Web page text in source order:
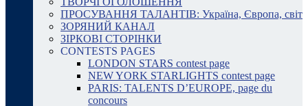
ПРОСУВАННЯ ТАЛАНТІВ: Україна, Європа, світ
ЗОРЯНИЙ КАНАЛ
ЗІРКОВІ СТОРІНКИ
CONTESTS PAGES
LONDON STARS contest page
NEW YORK STARLIGHTS contest page
PARIS: TALENTS D’EUROPE, page du
concours